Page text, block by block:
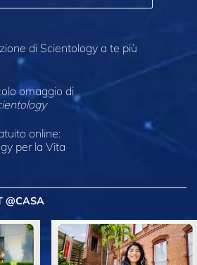
di Scientology a te più
omaggio di
online:
per la Vita
@CASA